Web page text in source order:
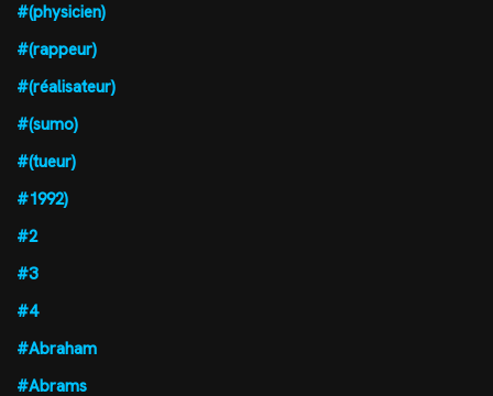
#(physicien)
#(rappeur)
#(réalisateur)
#(sumo)
#(tueur)
#1992)
#2
#3
#4
#Abraham
#Abrams